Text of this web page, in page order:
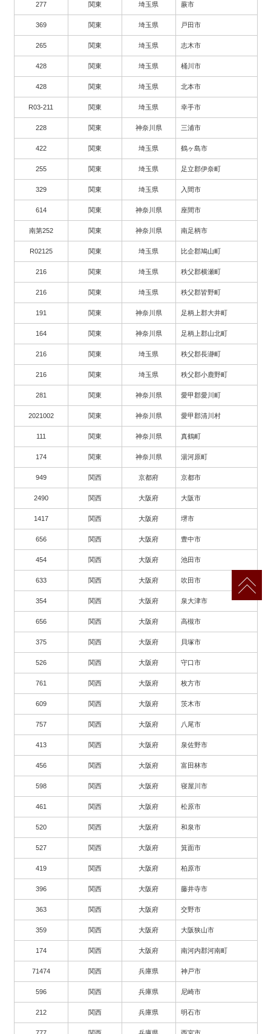
277 関東 埼玉県 蕨市
369 関東 埼玉県 戸田市
265 関東 埼玉県 志木市
428 関東 埼玉県 桶川市
428 関東 埼玉県 北本市
R03-211 関東 埼玉県 幸手市
228 関東 神奈川県 三浦市
422 関東 埼玉県 鶴ヶ島市
255 関東 埼玉県 足立郡伊奈町
329 関東 埼玉県 入間市
614 関東 神奈川県 座間市
南第252 関東 神奈川県 南足柄市
R02125 関東 埼玉県 比企郡鳩山町
216 関東 埼玉県 秩父郡横瀬町
216 関東 埼玉県 秩父郡皆野町
191 関東 神奈川県 足柄上郡大井町
164 関東 神奈川県 足柄上郡山北町
216 関東 埼玉県 秩父郡長瀞町
216 関東 埼玉県 秩父郡小鹿野町
281 関東 神奈川県 愛甲郡愛川町
2021002 関東 神奈川県 愛甲郡清川村
111 関東 神奈川県 真鶴町
174 関東 神奈川県 湯河原町
949 関西 京都府 京都市
2490 関西 大阪府 大阪市
1417 関西 大阪府 堺市
656 関西 大阪府 豊中市
454 関西 大阪府 池田市
633 関西 大阪府 吹田市
354 関西 大阪府 泉大津市
656 関西 大阪府 高槻市
375 関西 大阪府 貝塚市
526 関西 大阪府 守口市
761 関西 大阪府 枚方市
609 関西 大阪府 茨木市
757 関西 大阪府 八尾市
413 関西 大阪府 泉佐野市
456 関西 大阪府 富田林市
598 関西 大阪府 寝屋川市
461 関西 大阪府 松原市
520 関西 大阪府 和泉市
527 関西 大阪府 箕面市
419 関西 大阪府 柏原市
396 関西 大阪府 藤井寺市
363 関西 大阪府 交野市
359 関西 大阪府 大阪狭山市
174 関西 大阪府 南河内郡河南町
71474 関西 兵庫県 神戸市
596 関西 兵庫県 尼崎市
212 関西 兵庫県 明石市